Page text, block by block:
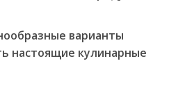
варианты
настоящие кулинарные